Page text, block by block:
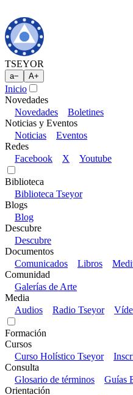
TSEYOR
a− A+
Inicio
Novedades
Novedades
Boletines
Noticias y Eventos
Noticias
Eventos
Redes
Facebook
X Youtube
Biblioteca
Biblioteca Tseyor
Blogs
Blog
Descubre
Descubre
Documentos
Comunicados
Libros
Comunidad
Galerías de Arte
Media
Audios
Radio Tseyor
Formación
Cursos
Curso Holístico Tseyor
Consulta
Glosario de términos
Guías
Orientación